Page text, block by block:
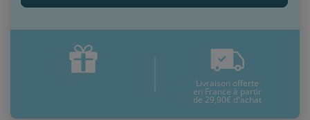
Livraison offerte
en France à partir
de 29,90€ d'achat